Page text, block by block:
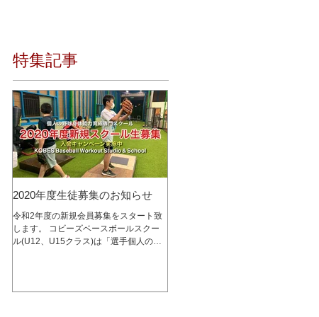
特集記事
2020年度生徒募集のお知らせ
令和2年度の新規会員募集をスタート致
します。 コビーズベースボールスクー
ル(U12、U15クラス)は「選手個人の成
を行って参りました。 レッスン内容は